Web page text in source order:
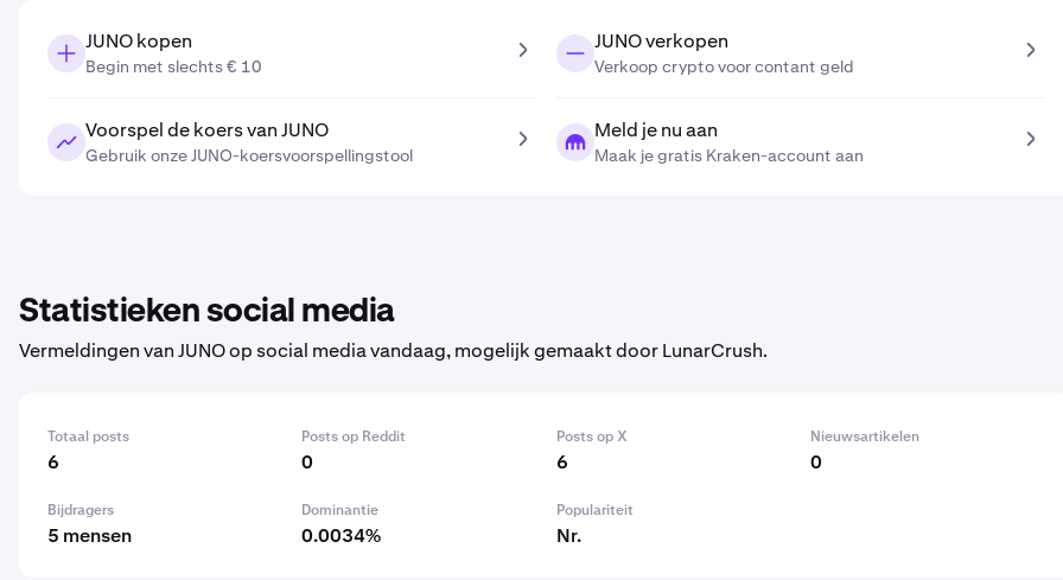
JUNO kopen
Begin met slechts € 10
JUNO verkopen
Verkoop crypto voor contant geld
Voorspel de koers van JUNO
Gebruik onze JUNO-koersvoorspellingstool
Meld je nu aan
Maak je gratis Kraken-account aan
Statistieken social media
Vermeldingen van JUNO op social media vandaag, mogelijk gemaakt door LunarCrush.
Totaal posts
6
Posts op Reddit
0
Posts op X
6
Nieuwsartikelen
0
Bijdragers
5 mensen
Dominantie
0.0034%
Populariteit
Nr.